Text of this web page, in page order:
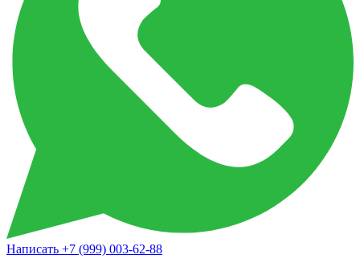
Написать +7 (999) 003-62-88